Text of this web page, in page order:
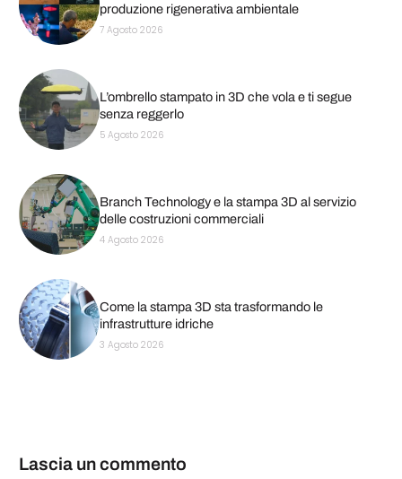
produzione rigenerativa ambientale
7 Agosto 2026
L’ombrello stampato in 3D che vola e ti segue
senza reggerlo
5 Agosto 2026
Branch Technology e la stampa 3D al servizio
delle costruzioni commerciali
4 Agosto 2026
Come la stampa 3D sta trasformando le
infrastrutture idriche
3 Agosto 2026
Lascia un commento